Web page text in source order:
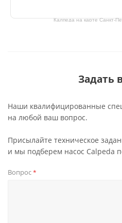
Калпеда на карте
Задать
Наши квалифицированные
на любой ваш вопрос.
Присылайте техническое
и мы подберем насос Calpeda
Вопрос*